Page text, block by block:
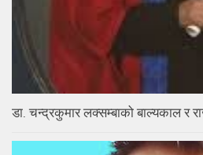
डा. चन्द्रकुमार लक्सम्बाको बाल्यकाल र